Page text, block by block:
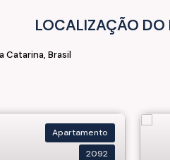
LOCALIZAÇÃO DO
Catarina, Brasil
Apartamento
2092